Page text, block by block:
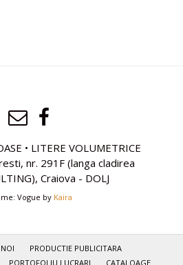
• LITERE VOLUMETRICE
nr. 291F (langa cladirea
Craiova - DOLJ
Vogue by Kaira
PRODUCTIE PUBLICITARA
PORTOFOLIU LUCRARI CATALOAGE